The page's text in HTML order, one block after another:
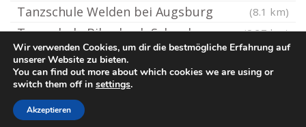
Tanzschule Welden bei Augsburg (8.1 km)
Tanzschule Biberbach Schwaben (8.37 km)
© Tanzschule.rocks
Impressum / Datenschutz
Wir verwenden Cookies, um dir die bestmögliche Erfahrung auf
unserer Website zu bieten.
You can find out more about which cookies we are using or
switch them off in settings.
Akzeptieren